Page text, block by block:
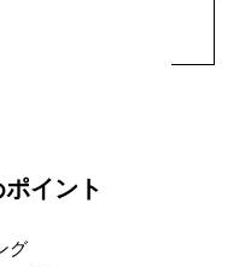
イント
グ